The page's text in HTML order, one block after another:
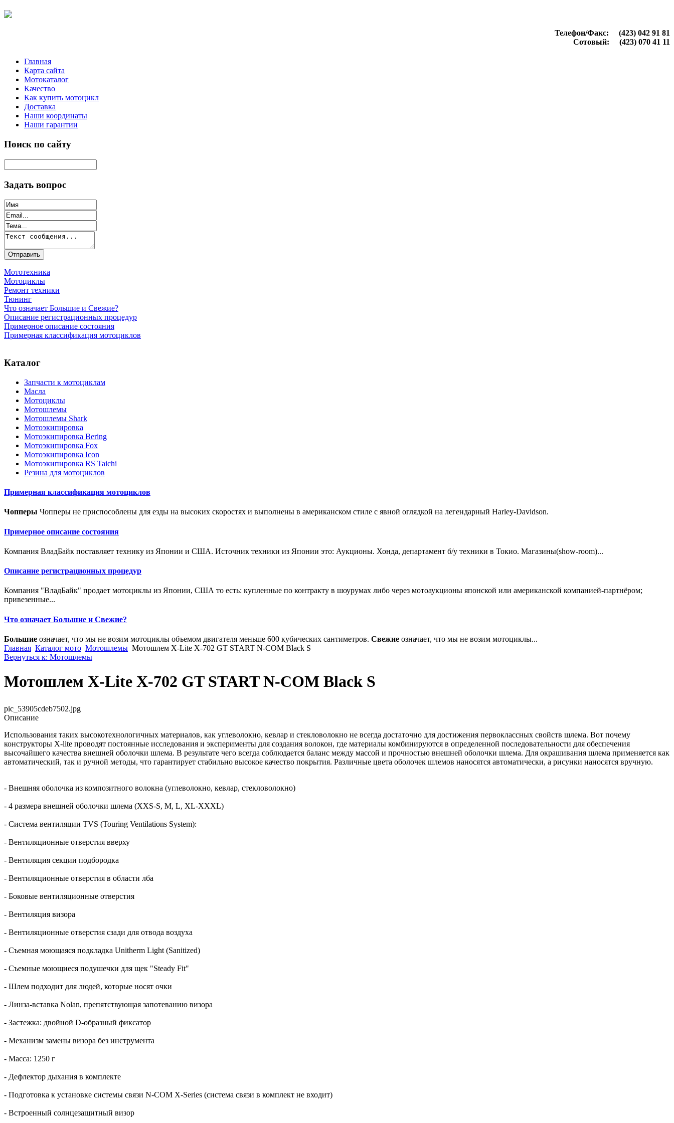
Телефон/Факс: (423) 042 91 81
Сотовый: (423) 070 41 11
Главная
Карта сайта
Мотокаталог
Качество
Как купить мотоцикл
Доставка
Наши координаты
Наши гарантии
Поиск по сайту
Задать вопрос
Мототехника
Мотоциклы
Ремонт техники
Тюнинг
Что означает Большие и Свежие?
Описание регистрационных процедур
Примерное описание состояния
Примерная классификация мотоциклов
Каталог
Запчасти к мотоциклам
Масла
Мотоциклы
Мотошлемы
Мотошлемы Shark
Мотоэкипировка
Мотоэкипировка Bering
Мотоэкипировка Fox
Мотоэкипировка Icon
Мотоэкипировка RS Taichi
Резина для мотоциклов
Примерная классификация мотоциклов
Чопперы Чопперы не приспособлены для езды на высоких скоростях и выполнены в американском стиле с явной оглядкой на легендарный Harley-Davidson.
Примерное описание состояния
Компания ВладБайк поставляет технику из Японии и США. Источник техники из Японии это: Аукционы. Хонда, департамент б/у техники в Токио. Магазины(show-room)...
Описание регистрационных процедур
Компания "ВладБайк" продает мотоциклы из Японии, США то есть: купленные по контракту в шоурумах либо через мотоаукционы японской или американской компанией-партнёром;
привезенные...
Что означает Большие и Свежие?
Большие означает, что мы не возим мотоциклы объемом двигателя меньше 600 кубических сантиметров. Свежие означает, что мы не возим мотоциклы...
Главная Каталог мото Мотошлемы Мотошлем X-Lite X-702 GT START N-COM Black S
Вернуться к: Мотошлемы
Мотошлем X-Lite X-702 GT START N-COM Black S
pic_53905cdeb7502.jpg
Описание
Использования таких высокотехнологичных материалов, как углеволокно, кевлар и стекловолокно не всегда достаточно для достижения первоклассных свойств шлема. Вот почему
конструкторы X-lite проводят постоянные исследования и эксперименты для создания волокон, где материалы комбинируются в определенной последовательности для обеспечения
высочайшего качества внешней оболочки шлема. В результате чего всегда соблюдается баланс между массой и прочностью внешней оболочки шлема. Для окрашивания шлема применяется как
автоматический, так и ручной методы, что гарантирует стабильно высокое качество покрытия. Различные цвета оболочек шлемов наносятся автоматически, а рисунки наносятся вручную.
- Внешняя оболочка из композитного волокна (углеволокно, кевлар, стекловолокно)
- 4 размера внешней оболочки шлема (XXS-S, M, L, XL-XXXL)
- Система вентиляции TVS (Touring Ventilations System):
- Вентиляционные отверстия вверху
- Вентиляция секции подбородка
- Вентиляционные отверстия в области лба
- Боковые вентиляционные отверстия
- Вентиляция визора
- Вентиляционные отверстия сзади для отвода воздуха
- Съемная моющаяся подкладка Unitherm Light (Sanitized)
- Съемные моющиеся подушечки для щек "Steady Fit"
- Шлем подходит для людей, которые носят очки
- Линза-вставка Nolan, препятствующая запотеванию визора
- Застежка: двойной D-образный фиксатор
- Механизм замены визора без инструмента
- Масса: 1250 г
- Дефлектор дыхания в комплекте
- Подготовка к установке системы связи N-COM X-Series (система связи в комплект не входит)
- Встроенный солнцезащитный визор